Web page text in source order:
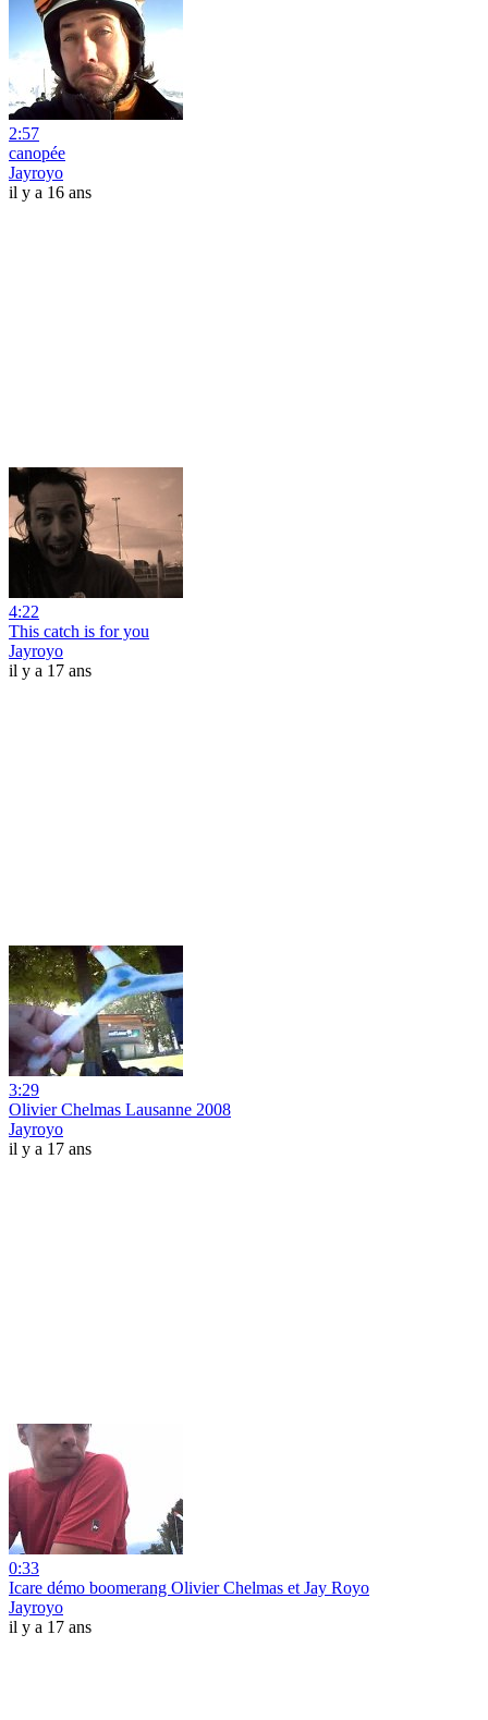
2:57
canopée
Jayroyo
il y a 16 ans
4:22
This catch is for you
Jayroyo
il y a 17 ans
3:29
Olivier Chelmas Lausanne 2008
Jayroyo
il y a 17 ans
0:33
Icare démo boomerang Olivier Chelmas et Jay Royo
Jayroyo
il y a 17 ans